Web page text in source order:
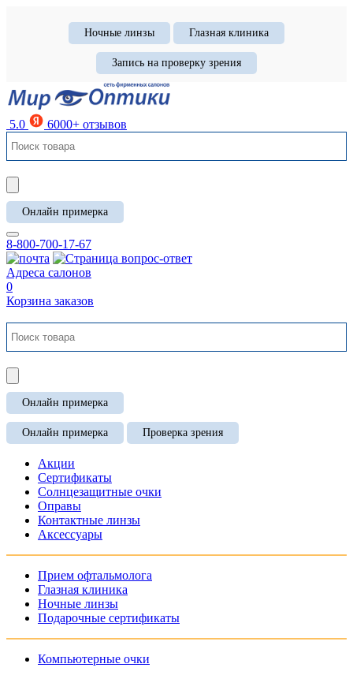
Ночные линзы Глазная клиника
Запись на проверку зрения
5.0 6000+ отзывов
Онлайн примерка
8-800-700-17-67
Адреса салонов
0
Корзина заказов
Онлайн примерка
Онлайн примерка Проверка зрения
Акции
Сертификаты
Солнцезащитные очки
Оправы
Контактные линзы
Аксессуары
Прием офтальмолога
Глазная клиника
Ночные линзы
Подарочные сертификаты
Компьютерные очки